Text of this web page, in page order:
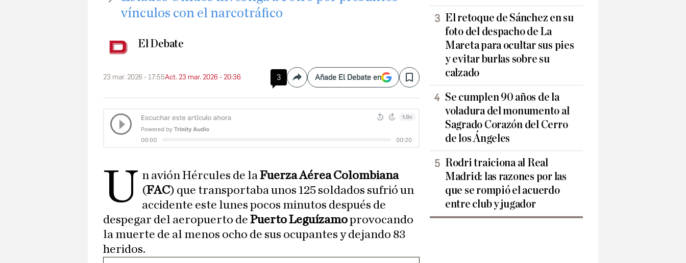
vínculos con el narcotráfico
El Debate
23 mar. 2026 - 17:55Act. 23 mar. 2026 - 20:36 3 CompartirAñade El Debate en Save
U n avión Hércules de laFuerza Aérea Colombiana
(FAC) que transportaba unos 125 soldados sufrió un
accidente este lunes pocos minutos después de
despegar del aeropuerto de Puerto Leguízamoprovocando
la muerte de al menos ocho de sus ocupantes y dejando 83
heridos.
El retoque de Sánchez en su
foto del despacho de La
Mareta para ocultar sus pies
y evitar burlas sobre su
calzado
Se cumplen 90 años de la
voladura del monumento al
Sagrado Corazón del Cerro
de los Ángeles
Rodri traiciona al Real
Madrid: las razones por las
que se rompió el acuerdo
entre club y jugador